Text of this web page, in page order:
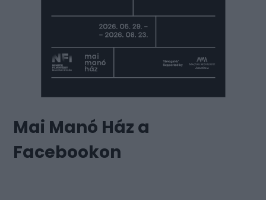
Mai Manó Ház a
Facebookon